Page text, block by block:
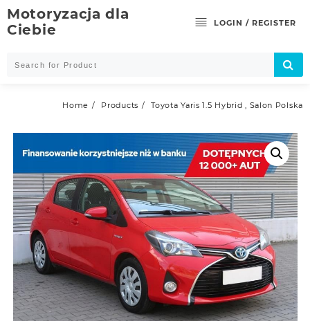
Skip
to
content
Motoryzacja dla
Ciebie
LOGIN / REGISTER
Home Products Toyota Yaris 1.5 Hybrid , Salon Polska